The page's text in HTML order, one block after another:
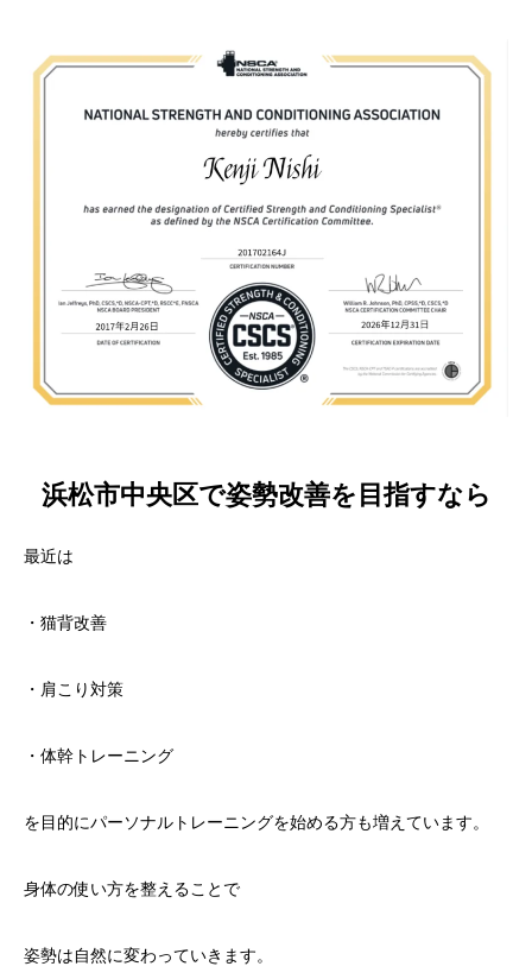
浜松市中央区で姿勢改善を目指すなら
最近は
・猫背改善
・肩こり対策
・体幹トレーニング
を目的にパーソナルトレーニングを始める方も増えています。
身体の使い方を整えることで
姿勢は自然に変わっていきます。